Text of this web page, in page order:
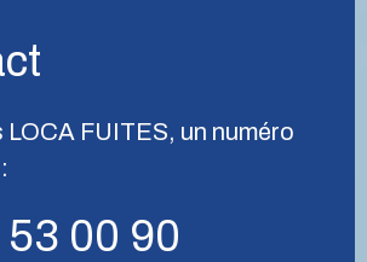
LOCA FUITES, un numéro
00 90